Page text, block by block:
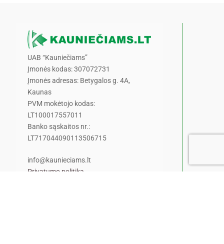
UAB “Kauniečiams”
Įmonės kodas: 307072731
Įmonės adresas: Betygalos g. 4A,
Kaunas
PVM mokėtojo kodas:
LT100017557011
Banko sąskaitos nr.:
LT717044090113506715
info@kaunieciams.lt
Privatumo politika